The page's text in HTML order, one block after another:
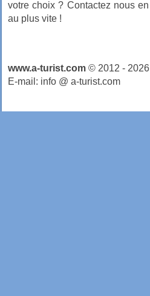
votre choix ? Contactez nous
au plus vite !
www.a-turist.com © 2012 - 2026
E-mail: info @ a-turist.com